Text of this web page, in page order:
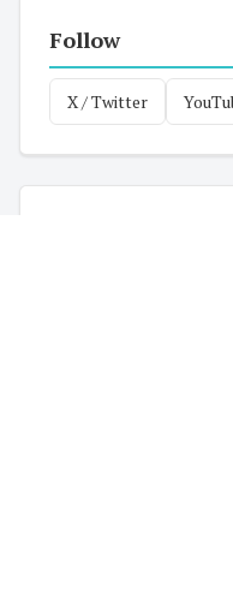
Follow
X / Twitter